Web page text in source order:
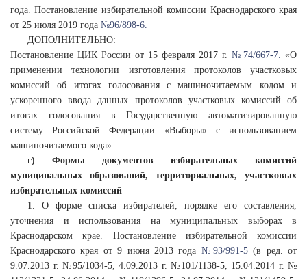
года. Постановление избирательной комиссии Краснодарского края
от 25 июля 2019 года №96/898-6.
ДОПОЛНИТЕЛЬНО:
Постановление ЦИК России от 15 февраля 2017 г. № 74/667-7. «О
применении технологии изготовления протоколов участковых
комиссий об итогах голосования с машиночитаемым кодом и
ускоренного ввода данных протоколов участковых комиссий об
итогах голосования в Государственную автоматизированную
систему Российской Федерации «Выборы» с использованием
машиночитаемого кода».
г) Формы документов избирательных комиссий
муниципальных образований, территориальных, участковых
избирательных комиссий
1. О форме списка избирателей, порядке его составления,
уточнения и использования на муниципальных выборах в
Краснодарском крае. Постановление избирательной комиссии
Краснодарского края от 9 июня 2013 года № 93/991-5(в ред. от
9.07.2013 г. №95/1034-5, 4.09.2013 г. №101/1138-5, 15.04.2014 г. №